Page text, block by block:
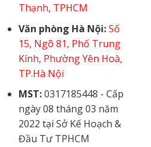
Thạnh, TPHCM
Văn phòng Hà Nội: Số
15, Ngõ 81, Phố Trung
Kính, Phường Yên Hoà,
TP.Hà Nội
MST:0317185448 - Cấp
ngày 08 tháng 03 năm
2022 tại Sở Kế Hoạch &
Đầu Tư TPHCM